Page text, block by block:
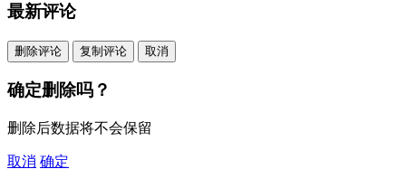
最新评论
删除评论 复制评论 取消
确定删除吗？
删除后数据将不会保留
取消 确定